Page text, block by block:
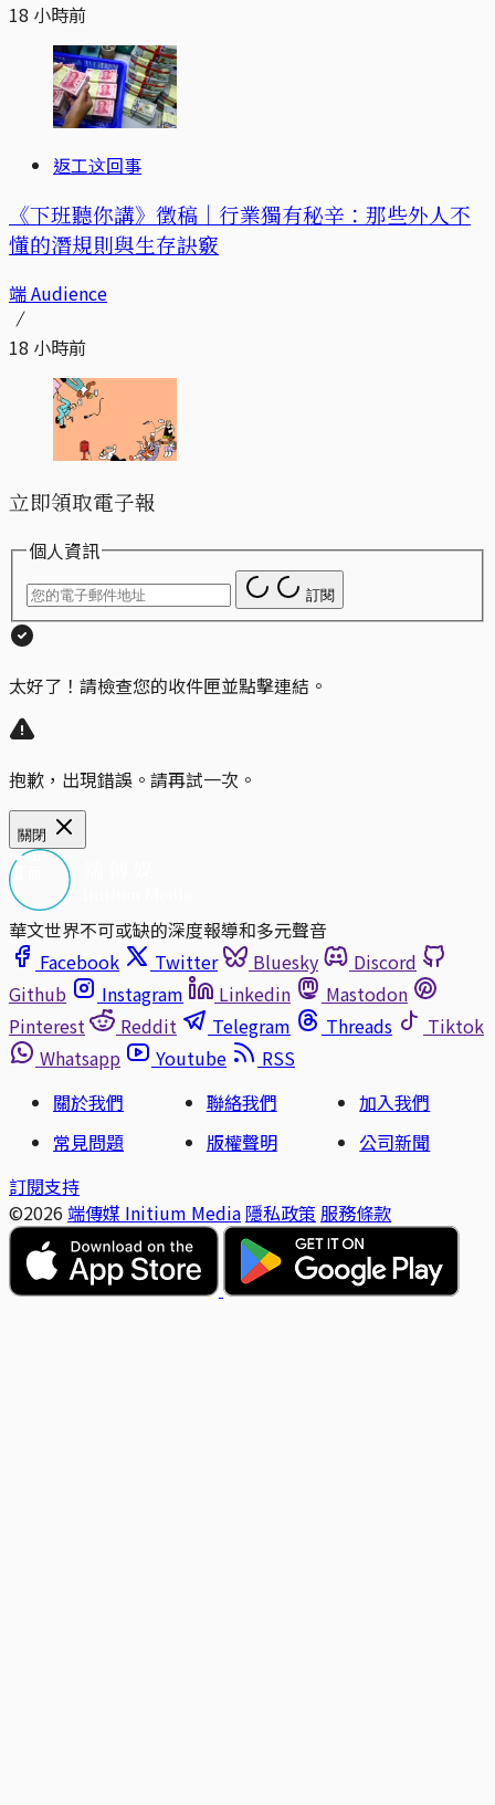
18 小時前
返工这回事
《下班聽你講》徵稿｜行業獨有秘辛：那些外人不
懂的潛規則與生存訣竅
端 Audience
18 小時前
立即領取電子報
個人資訊
訂閱
太好了！請檢查您的收件匣並點擊連結。
抱歉，出現錯誤。請再試一次。
關閉
華文世界不可或缺的深度報導和多元聲音
Facebook
Twitter Bluesky
Discord
Github
Instagram Linkedin
Mastodon
Pinterest
Reddit Telegram Threads
Tiktok
Whatsapp
Youtube
RSS
關於我們
聯絡我們
加入我們
常見問題
版權聲明
公司新聞
訂閱支持
©2026 端傳媒 Initium Media 隱私政策 服務條款